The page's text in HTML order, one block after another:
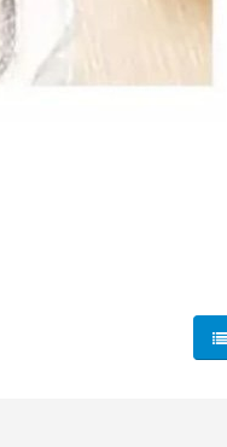
식감을 최대한 순수